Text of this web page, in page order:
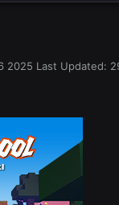
2025 Last Updated: